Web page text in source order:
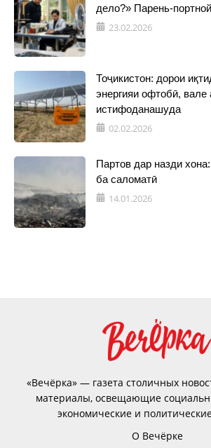
дело?» Парень-портной
23.02.2026
Тоҷикистон: дорои
энергияи офтобӣ, вале
истифоданашуда
02.02.2026
Партов дар назди
ба саломатӣ
14.01.2026
«Вечёрка» — газета столичных
материалы, освещающие
экономические и
О Вечёрке